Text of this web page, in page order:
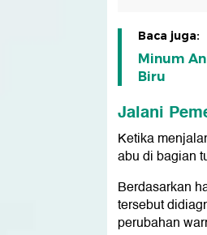
Baca juga:
Minum
Biru
Jalani
Ketika
abu di bagian
Berdasarkan
tersebut
perubahan